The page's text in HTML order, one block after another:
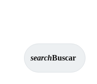
searchBuscar